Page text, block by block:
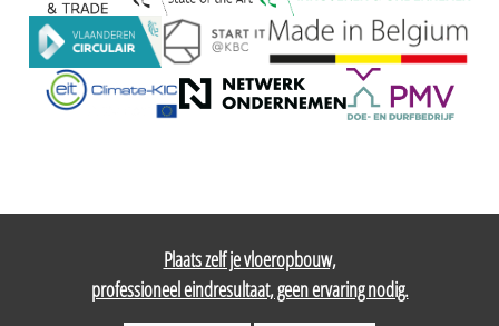
Plaats zelf je vloeropbouw,
professioneel eindresultaat, geen ervaring nodig.